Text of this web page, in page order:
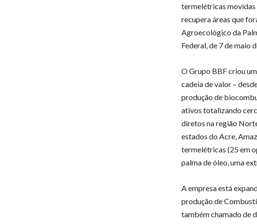
termelétricas
recupera áreas que
Agroecológico da
Federal, de 7 de maio
O Grupo BBF criou
cadeia de valor –
produção de
ativos totalizando
diretos na região
estados do Acre,
termelétricas (25 em
palma de óleo, uma
A empresa está
produção de
também chamado de